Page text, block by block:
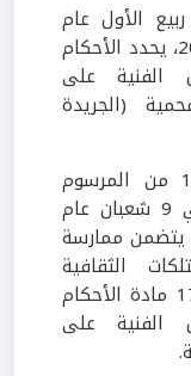
قرار وزاري مشترك مؤرخ في 04 ربيع الأول عام
1426 الموافق لـ 13 أبريل سنة 2005، يحدد الأحكام
الفنية على
(الجريدة
جاء هذا القرار تطبيقا للمادة 12 من المرسوم
التنفيذي رقم 03 - 322 مؤرخ في 9 شعبان عام
الموافق 5 أكتوبر سنة 2003، يتضمن ممارسة
الثقافية
العقارية المحمية، وهو يحدد في 17 مادة الأحكام
الفنية على